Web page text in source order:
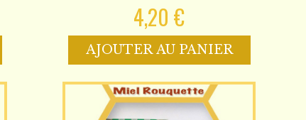
4,20 €
AJOUTER AU PANIER